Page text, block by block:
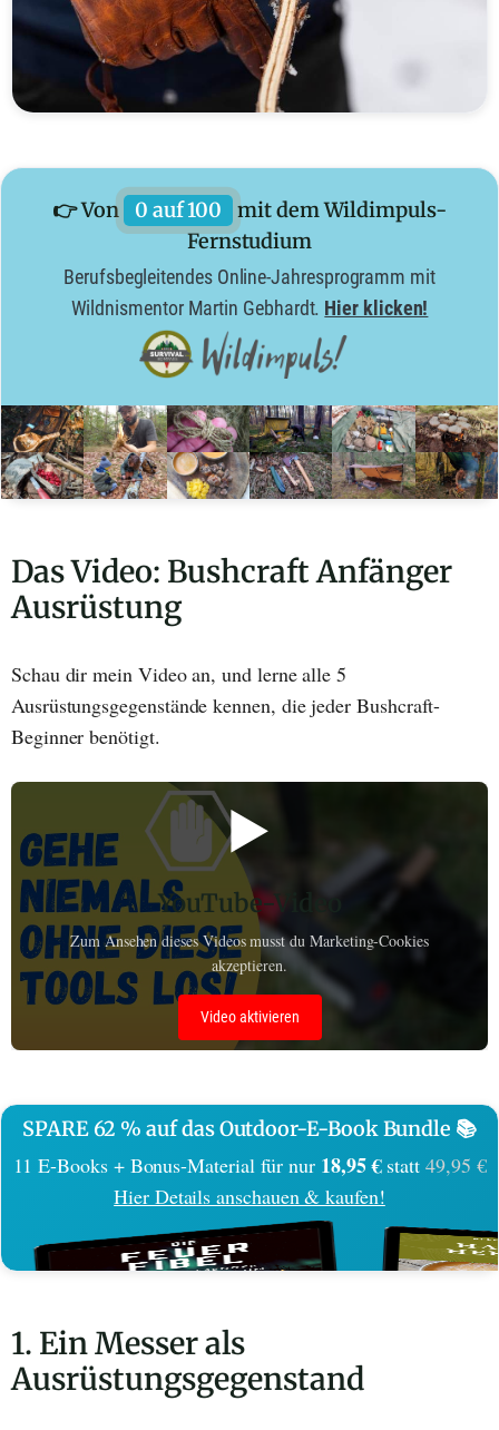
👉 Von 0 auf 100
mit dem Wildimpuls-
Fernstudium
Berufsbegleitendes Online-Jahresprogramm mit
Wildnismentor Martin Gebhardt. Hier klicken!
Das Video: Bushcraft Anfänger
Ausrüstung
Schau dir mein Video an, und lerne alle 5
Ausrüstungsgegenstände kennen, die jeder Bushcraft-
Beginner benötigt.
▶️
YouTube-Video
Zum Ansehen dieses Videos musst du Marketing-Cookies
akzeptieren.
Video aktivieren
SPARE 62 % auf das Outdoor-E-Book Bundle 📚
11 E-Books + Bonus-Material für nur 18,95 €statt 49,95 €
Hier Details anschauen & kaufen!
1. Ein Messer als
Ausrüstungsgegenstand